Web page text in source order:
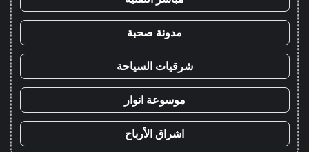
مدونة صحبة
شرقيات السياحة
موسوعة انوار
اشراق الأرباح